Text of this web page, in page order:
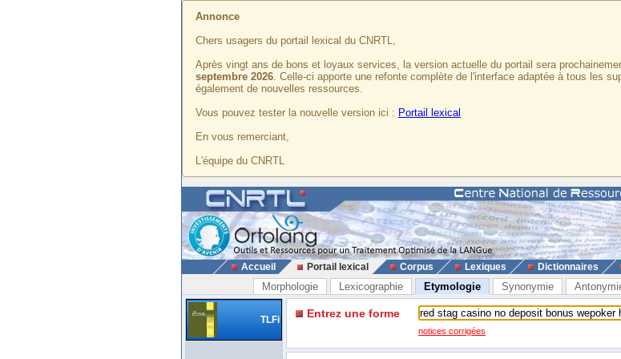
Annonce
Chers usagers du portail lexical du CNRTL,
Après vingt ans de bons et loyaux services, la version actuelle du portail sera
septembre 2026. Celle-ci apporte une refonte complète de l'interface adaptée à tous les
également de nouvelles ressources.
Vous pouvez tester la nouvelle version ici : Portail lexical
En vous remerciant,
L'équipe du CNRTL
Accueil Portail lexical Corpus Lexiques Dictionnaires
Morphologie Lexicographie Etymologie Synonymie
TLFi Entrez une forme
notices corrigées